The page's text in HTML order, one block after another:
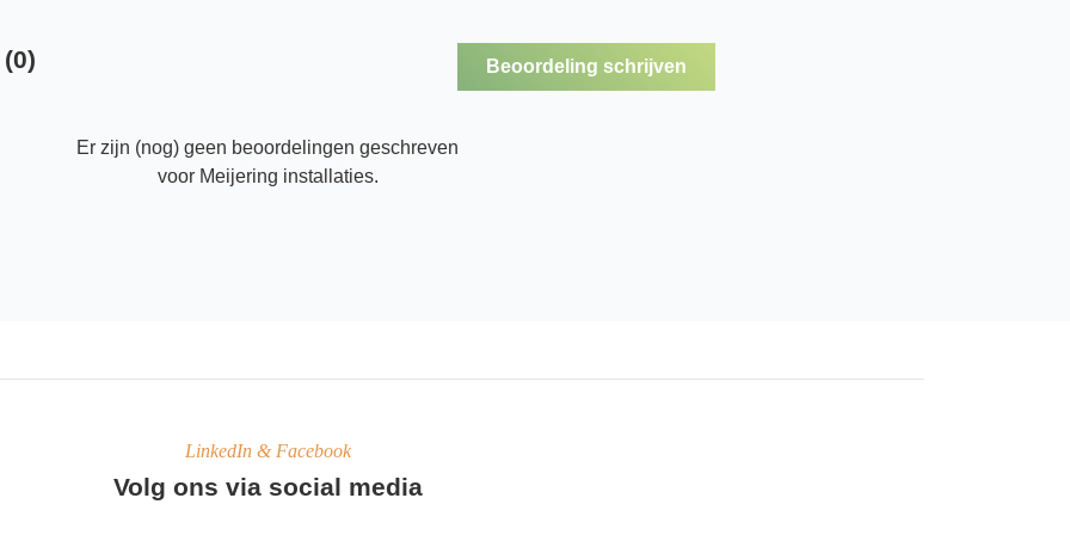
Beoordeling schrijven
Er zijn (nog) geen beoordelingen geschreven
voor Meijering installaties.
LinkedIn & Facebook
Volg ons via social media